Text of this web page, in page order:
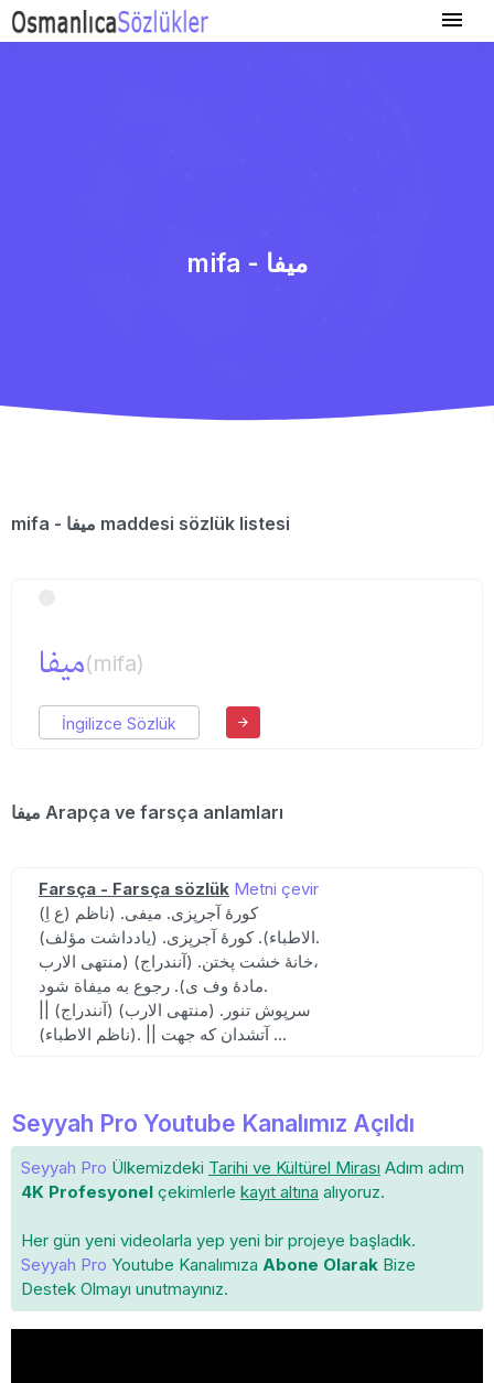
mifa - میفا
mifa - میفا maddesi sözlük listesi
میفا(mifa)
İngilizce Sözlük
میفا Arapça ve farsça anlamları
Farsça - Farsça sözlük Metni çevir
(ع اِ) کورهٔ آجرپزی. میفی. (ناظم
الاطباء). کورهٔ آجرپزی. (یادداشت مؤلف).
خانهٔ خشت پختن. (آنندراج) (منتهی الارب،
مادهٔ وف ی). رجوع به میفاة شود.
|| سرپوش تنور. (منتهی الارب) (آنندراج)
(ناظم الاطباء). || آتشدان که جهت ...
Seyyah Pro Youtube Kanalımız Açıldı
Seyyah Pro Ülkemizdeki Tarihi ve Kültürel Mirası Adım adım
4K Profesyonel çekimlerle kayıt altına alıyoruz.
Her gün yeni videolarla yep yeni bir projeye başladık.
Seyyah Pro Youtube Kanalımıza Abone Olarak Bize
Destek Olmayı unutmayınız.